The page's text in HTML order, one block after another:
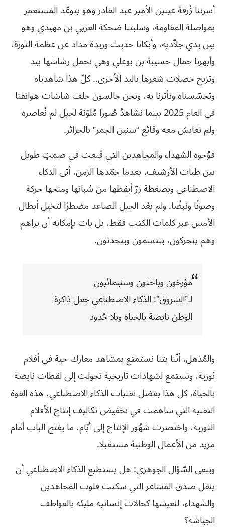
أسرتنا زُرقة عينين الأمير عبد القادر وهو يتوعّد المستعمر
بمواصلة المقاومة، وسلبتنا ضحكة العربي بن مهيدي وهو
بين يدي جلاّديه، وأبكانا حديث وريدة مداد عن عظمة الثورة،
وأبهرنا جمال حسيبة بن بوعلي وهي تحمل رشاشها بيد
وتزيح خصلات شعرها باليد الأخرى.. كلّ هذا شاهدناه
وتحسّسناه وتأثرنا به، ونحن جالسون خلف شاشات هواتفنا
في العام 2025 بينما نشاهدُ صُورا مُلوّنة لجيل لم نُعاصره
ولم نعايش معه وقائع “سنين الجمر” بالجزائر.
فوُجوه الشهداء والمجاهدين التي قبعت في صمتٍ طويل
بين طيات الأرشيف، بعدما جمّدها الزمن، أتى الذكاء
الاصطناعي وبضغطة زرّ أيقظها من سُباتها ومنحها حركة
وصوتًا ونبضًا. ولم يعُد الجيل الصاعد مضطرًا لتخيل أبطال
الأمس عبر كلمات الكتب فقط، بل بات بإمكانه أن يراهم
وهم يتحركون، يبتسمون ويتحدثون.
مؤرخون وباحثون وسنيمائيون
لـ”الشروق”: الذكاء الاصطناعي جعل ذاكرة
الوطن نابضة بالحياة وبلا حُدود
والمُذهل، أنّنا بتنا نستمتع بمشاهد معارك حية في أفلام
ثورية، ونستمع لشهادات تاريخية تحولت إلى لقطات نابضة
بالحياة، كل هذا بفضل تقنيات الذكاء الاصطناعي، هذه القوة
التقنية التي ساهمت في تخفيض تكاليف إنتاج الأفلام
الثورية، واختصرت شهُور الإنتاج إلى أيّام، ما يفتح الباب أمام
مزيد من الأعمال الوطنية مستقبلا.
ويبقى السّؤال الجوهري: هل يستطيع الذكاء الاصطناعي أن
ينقل صدق المشاعر التي سكنت قلوب المجاهدين
والشهداء، لنعيشها كحالات إنسانية مليئة بالعواطف
الجياشة؟